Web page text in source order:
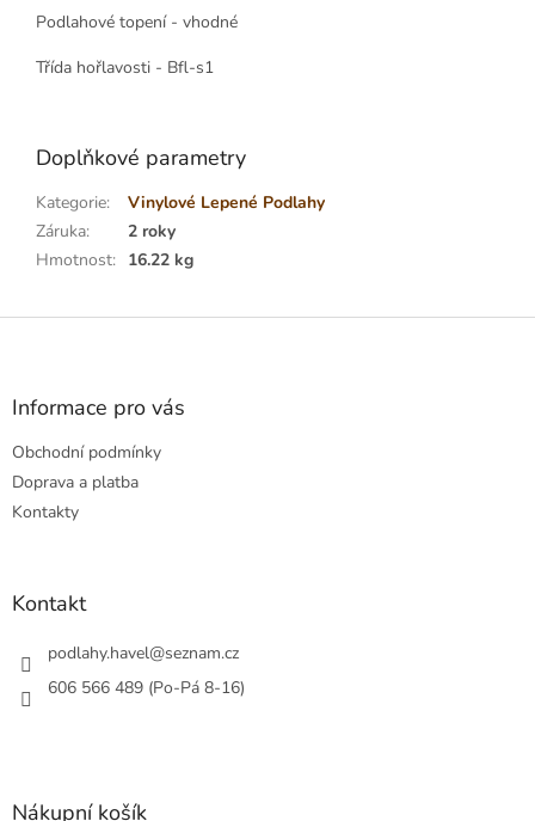
Podlahové topení - vhodné
Třída hořlavosti - Bfl-s1
Doplňkové parametry
Kategorie:
Vinylové Lepené Podlahy
Záruka:
2 roky
Hmotnost: 16.22 kg
Z
Informace pro vás
Obchodní podmínky
Doprava a platba
Kontakty
Kontakt
podlahy.havel@seznam.cz
606 566 489 (Po-Pá 8-16)
Nákupní košík